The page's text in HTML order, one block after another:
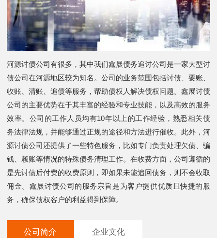
河源讨债公司有很多，其中我们鑫展债务追讨公司是一家大型讨
债公司在河源地区较为知名。公司的业务范围包括讨债、要账、
收账、清账、追债等服务，帮助债权人解决债权问题。鑫展讨债
公司的主要优势在于其丰富的经验和专业技能，以及高效的服务
效率。公司的工作人员均有10年以上的工作经验，熟悉相关债
务法律法规，并能够通过正规的途径和方法进行催收。此外，河
源讨债公司还提供了一些特色服务，比如专门负责处理欠债、骗
钱、赖账等情况的特殊债务清理工作。在收费方面，公司遵循的
是先讨债后付费的收费原则，即如果未能追回债务，则不会收取
佣金。鑫展讨债公司的服务宗旨是为客户提供优质且快捷的服
务，确保债权客户的利益得到保障。
公司简介 企业文化